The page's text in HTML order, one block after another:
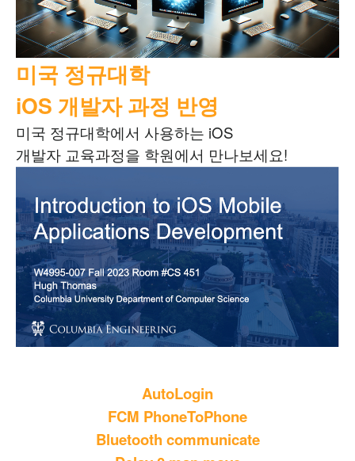
미국 정규대학
iOS 개발자 과정 반영
미국 정규대학에서 사용하는 iOS
개발자 교육과정을 학원에서 만나보세요!
AutoLogin
FCM PhoneToPhone
Bluetooth communicate